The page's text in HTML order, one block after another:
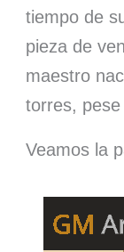
tiempo de
pieza de
maestro
torres,
Veamos la